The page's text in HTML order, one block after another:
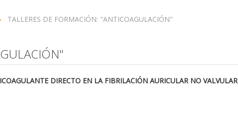
TALLERES DE FORMACIÓN: "ANTICOAGULACIÓN"
DIRECTO EN LA FIBRILACIÓN AURICULAR NO VALVULAR